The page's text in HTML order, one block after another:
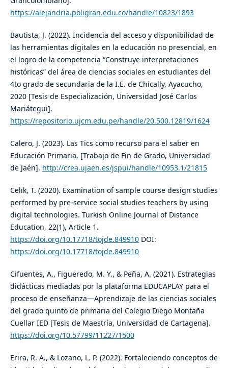
https://alejandria.poligran.edu.co/handle/10823/1893
Bautista, J. (2022). Incidencia del acceso y disponibilidad de
las herramientas digitales en la educación no presencial, en
el logro de la competencia “Construye interpretaciones
históricas” del área de ciencias sociales en estudiantes del
4to grado de secundaria de la I.E. de Chically, Ayacucho,
2020 [Tesis de Especialización, Universidad José Carlos
Mariátegui].
https://repositorio.ujcm.edu.pe/handle/20.500.12819/1624
Calero, J. (2023). Las Tics como recurso para el saber en
Educación Primaria. [Trabajo de Fin de Grado, Universidad
de Jaén]. http://crea.ujaen.es/jspui/handle/10953.1/21815
Celık, T. (2020). Examination of sample course design studies
performed by pre-service social studies teachers by using
digital technologies. Turkish Online Journal of Distance
Education, 22(1), Article 1.
https://doi.org/10.17718/tojde.849910DOI:
https://doi.org/10.17718/tojde.849910
Cifuentes, A., Figueredo, M. Y., & Peña, A. (2021). Estrategias
didácticas mediadas por la plataforma EDUCAPLAY para el
proceso de enseñanza—Aprendizaje de las ciencias sociales
del grado quinto de primaria del Colegio Diego Montaña
Cuellar IED [Tesis de Maestría, Universidad de Cartagena].
https://doi.org/10.57799/11227/1500
Erira, R. A., & Lozano, L. P. (2022). Fortaleciendo conceptos de